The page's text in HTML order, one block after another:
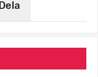
Dela